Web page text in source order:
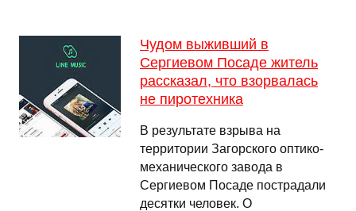
Чудом выживший в
Сергиевом Посаде житель
рассказал, что взорвалась
не пиротехника
В результате взрыва на
территории Загорского оптико-
механического завода в
Сергиевом Посаде пострадали
десятки человек. О